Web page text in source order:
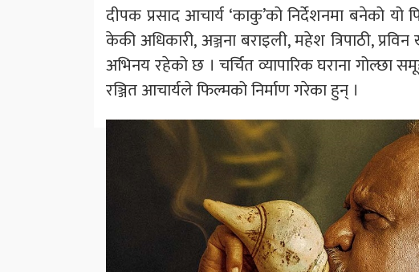
दीपक प्रसाद आचार्य ‘काकु’को निर्देशनमा बनेको यो
केकी अधिकारी, अञ्जना बराइली, महेश त्रिपाठी,
अभिनय रहेको छ । चर्चित व्यापारिक घराना गोल्छा
रञ्जित आचार्यले फिल्मको निर्माण गरेका हुन् ।